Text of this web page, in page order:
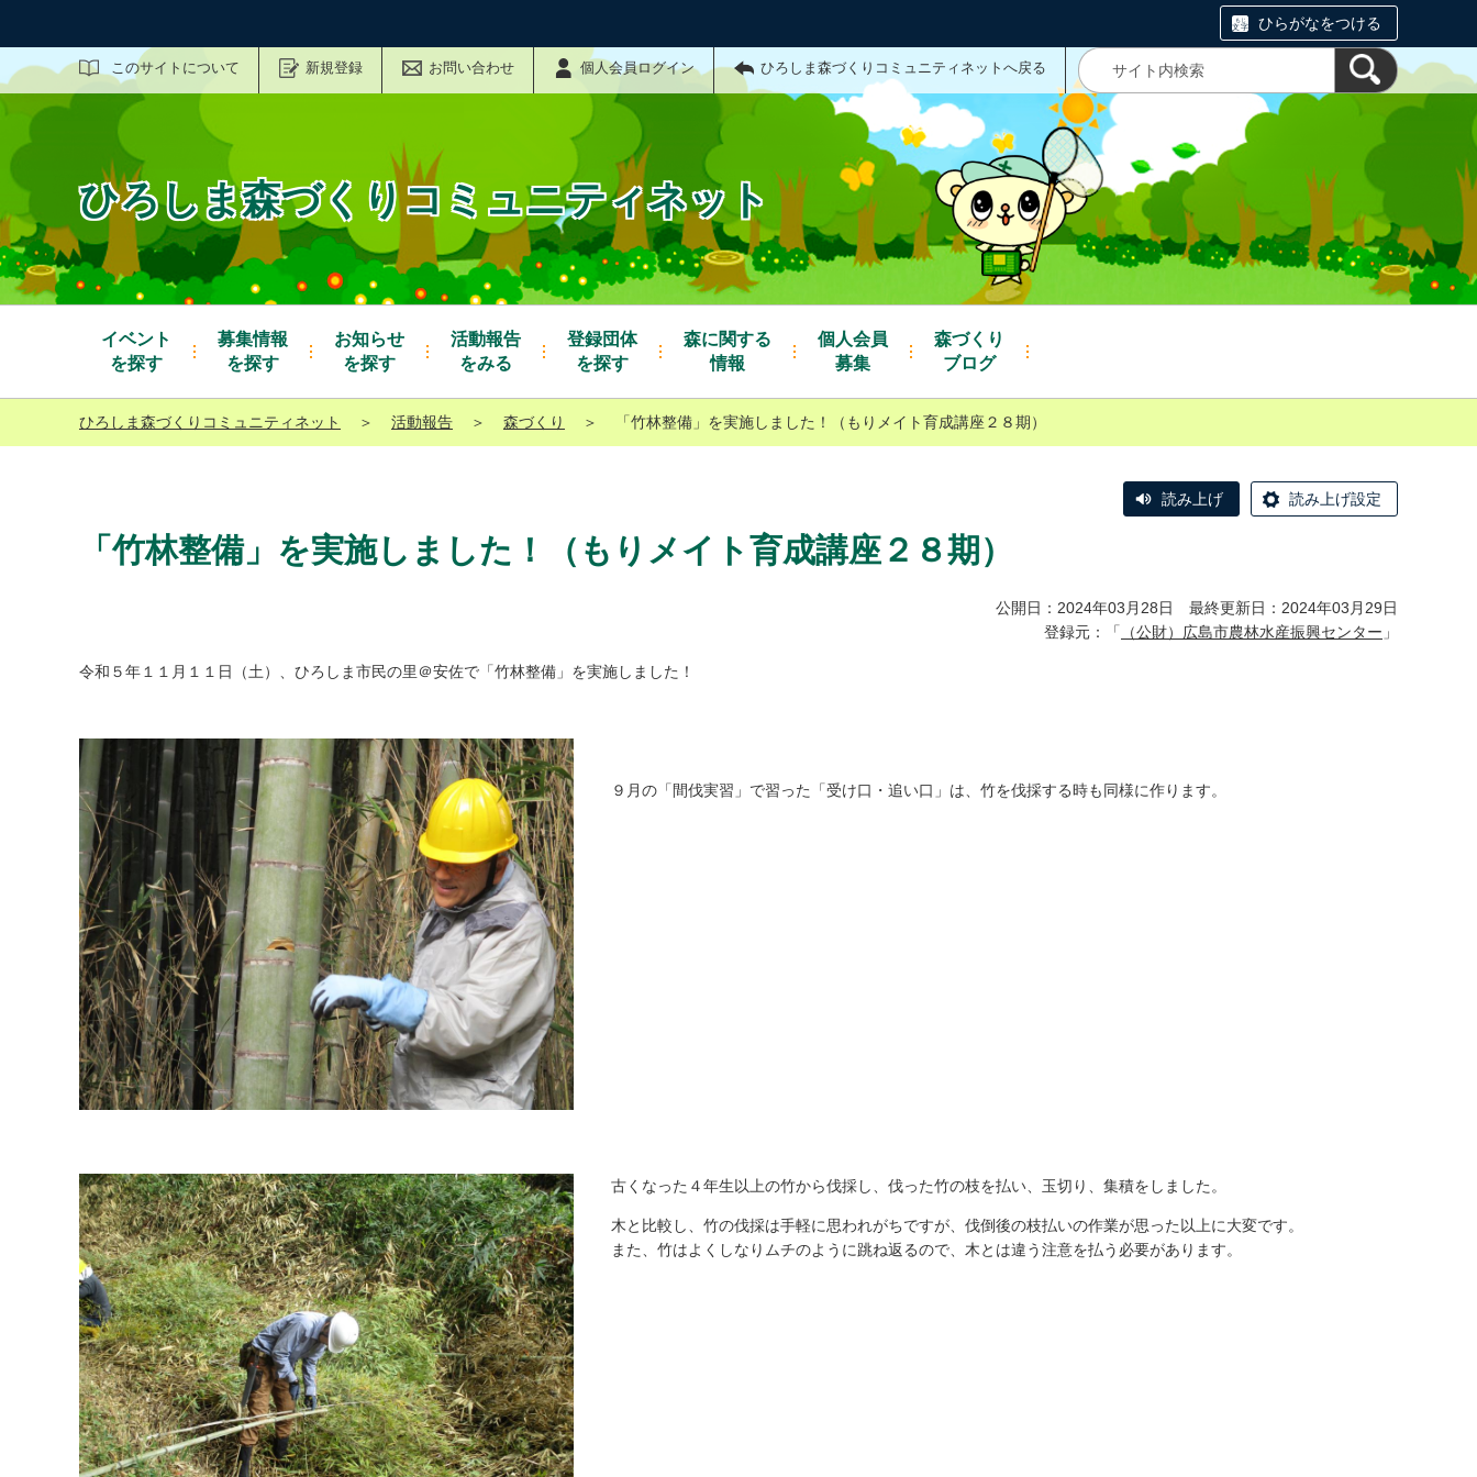
ひらがなをつける
このサイトについて 新規登録 お問い合わせ 個人会員ログイン ひろしま森づくりコミュニティネットへ戻る
サイト内検索
ひろしま森づくりコミュニティネット
イベント
を探す
募集情報
を探す
お知らせ
を探す
活動報告
をみる
登録団体
を探す
森に関する
情報
個人会員
募集
森づくり
ブログ
ひろしま森づくりコミュニティネット ＞ 活動報告 ＞ 森づくり ＞ 「竹林整備」を実施しました！（もりメイト育成講座２８期）
読み上げ 読み上げ設定
「竹林整備」を実施しました！（もりメイト育成講座２８期）
公開日：2024年03月28日 最終更新日：2024年03月29日
登録元：「
（公財）広島市農林水産振興センター 」
令和５年１１月１１日（土）、ひろしま市民の里＠安佐で「竹林整備」を実施しました！
９月の「間伐実習」で習った「受け口・追い口」は、竹を伐採する時も同様に作ります。
古くなった４年生以上の竹から伐採し、伐った竹の枝を払い、玉切り、集積をしました。
木と比較し、竹の伐採は手軽に思われがちですが、伐倒後の枝払いの作業が思った以上に大変です。
また、竹はよくしなりムチのように跳ね返るので、木とは違う注意を払う必要があります。